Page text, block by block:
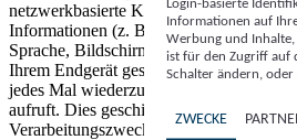
netzwerkbasierte Kennungen) können
Informationen (z. B. Browsertyp und
Sprache, Bildschirmgröße, unterstützte
Ihrem Endgerät gespeichert oder von
jedes Mal wiederzuerkennen, wenn es
aufruft. Dies geschieht für einen oder
Verarbeitungszwecke.
Login-basierte
Informationen auf
Werbung und
ist für den Zugriff auf
Schalter ändern,
ZWECKE